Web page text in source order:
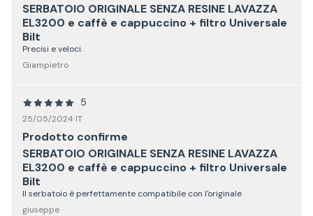
SERBATOIO ORIGINALE SENZA RESINE LAVAZZA
EL3200 e caffè e cappuccino + filtro Universale
Bilt
Precisi e veloci.
Giampietro
5
25/05/2024 IT
Prodotto confirme
SERBATOIO ORIGINALE SENZA RESINE LAVAZZA
EL3200 e caffè e cappuccino + filtro Universale
Bilt
Il serbatoio è perfettamente compatibile con l'originale
giuseppe